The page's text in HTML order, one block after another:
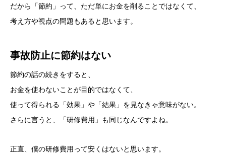
だから「節約」って、ただ単にお金を削ることではなくて、
考え方や視点の問題もあると思います。
事故防止に節約はない
節約の話の続きをすると、
お金を使わないことが目的ではなくて、
使って得られる「効果」や「結果」を見なきゃ意味がない。
さらに言うと、「研修費用」も同じなんですよね。
正直、僕の研修費用って安くはないと思います。